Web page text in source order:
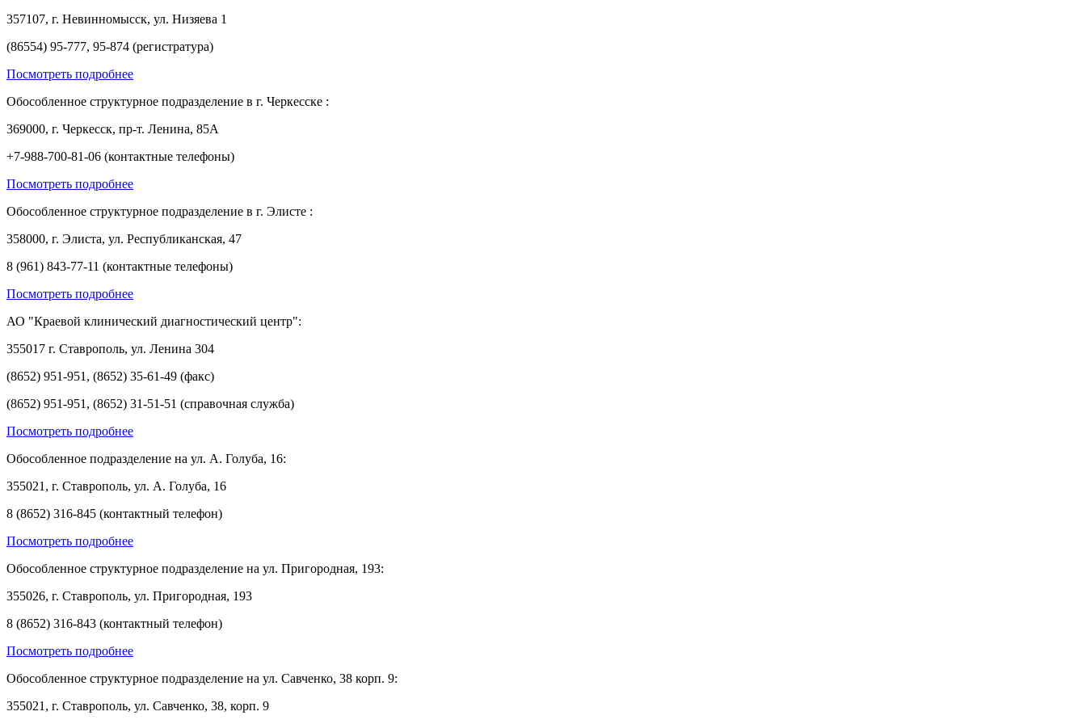
357107, г. Невинномысск, ул. Низяева 1
(86554) 95-777, 95-874 (регистратура)
Посмотреть подробнее
Обособленное структурное подразделение в г. Черкесске :
369000, г. Черкесск, пр-т. Ленина, 85А
+7-988-700-81-06 (контактные телефоны)
Посмотреть подробнее
Обособленное структурное подразделение в г. Элисте :
358000, г. Элиста, ул. Республиканская, 47
8 (961) 843-77-11 (контактные телефоны)
Посмотреть подробнее
АО "Краевой клинический диагностический центр":
355017 г. Ставрополь, ул. Ленина 304
(8652) 951-951, (8652) 35-61-49 (факс)
(8652) 951-951, (8652) 31-51-51 (справочная служба)
Посмотреть подробнее
Обособленное подразделение на ул. А. Голуба, 16:
355021, г. Ставрополь, ул. А. Голуба, 16
8 (8652) 316-845 (контактный телефон)
Посмотреть подробнее
Обособленное структурное подразделение на ул. Пригородная, 193:
355026, г. Ставрополь, ул. Пригородная, 193
8 (8652) 316-843 (контактный телефон)
Посмотреть подробнее
Обособленное структурное подразделение на ул. Савченко, 38 корп. 9:
355021, г. Ставрополь, ул. Савченко, 38, корп. 9